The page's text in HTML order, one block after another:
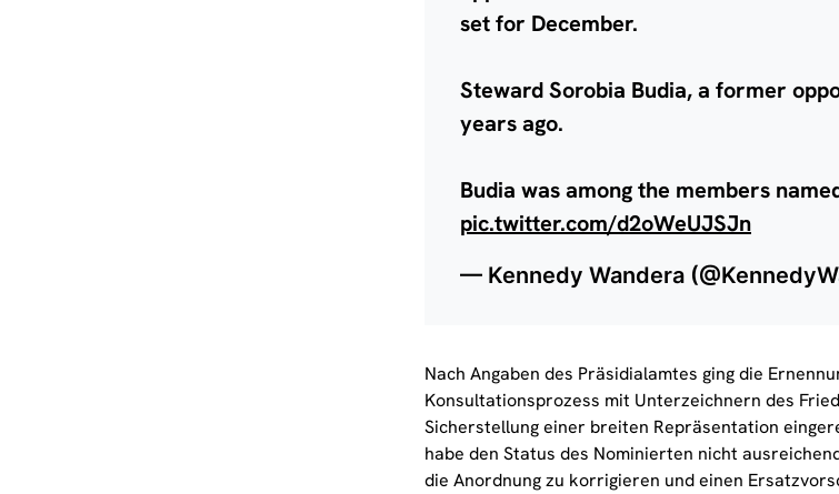
set for December.
Steward Sorobia Budia, a former
years ago.
Budia was among the members
pic.twitter.com/d2oWeUJSJn
— Kennedy Wandera
Nach Angaben des Präsidialamtes ging die
Konsultationsprozess mit Unterzeichnern des
Sicherstellung einer breiten Repräsentation
habe den Status des Nominierten nicht
die Anordnung zu korrigieren und einen